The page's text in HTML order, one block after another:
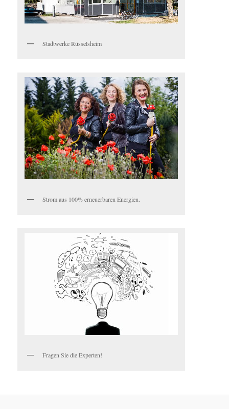
Stadtwerke Rüsselsheim
Strom aus 100% erneuerbaren Energien.
Fragen Sie die Experten!